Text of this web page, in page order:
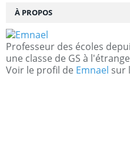
À PROPOS
Professeur des écoles
une classe de GS à
Voir le profil de Emnael sur